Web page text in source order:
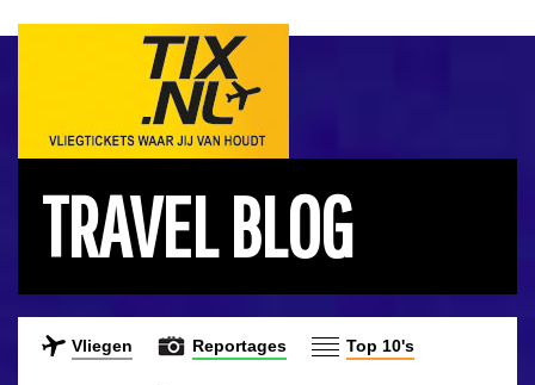
TRAVEL BLOG
Vliegen Reportages Top 10's